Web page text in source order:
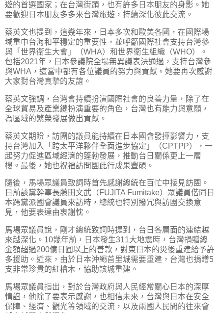
遊的首選國家；在台灣街頭，也有許多日本朋友的身影。她
要歡迎日本朋友多多來台灣旅遊，持續深化彼此交流。
蔡英文也提到，這幾年來，日本多次和歐美各國，在國際場
域重申台海和平穩定的重要性，並呼籲國際社會支持台灣參
與「世界衛生大會」（WHA）和世界衛生組織（WHO）。
包括2021年，日本參議院全場無異議表決通過，支持台灣參
與WHA，這當中都有各位議員的努力與貢獻。她要再次感謝
大家對台灣真摯的友誼。
蔡英文強調，台灣會持續扮演國際社會的良善力量，除了在
全球貿易及產業鏈扮演重要的角色，台灣也有能力與意願，
為區域的繁榮發展做出貢獻。
蔡英文期盼，訪團的議員能持續在日本國會發揮影響力，支
持台灣加入「跨太平洋夥伴全面進步協定」（CPTPP），一
起努力促進區域經濟的蓬勃發展，推動台日關係更上一層
樓。最後，她也祝福訪問團此行成果豐碩。
隨後，馬場眾議員致詞時首先感謝總統在百忙中接見訪團。
日前該黨幹事長藤田文武（FUJITA Fumitake）眾議員偕同日
本跨黨派國會議員來訪時，總統也特別撥冗與訪團交換意
見，他要表達由衷謝忱。
馬場眾議員說，剛才總統致詞時提到，台日各層面的連結越
來越深化。10幾年前，日本發生311大地震時，台灣捐贈總
金額超過200億日圓以上的善款，對東日本的災後重建給予許
多援助。近來，由於日本沖繩首里城需要重建，台灣也捐贈5
支非常珍貴的紅檜木，協助該城重建。
馬場眾議員指出，對於台灣政府與人民經常關心日本的深厚
情誼，他除了要表示感謝，也相信未來，台灣與日本在安全
保障、經濟、觀光等領域的交流，以及兩國人民間的往來會